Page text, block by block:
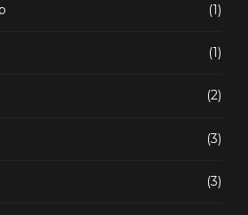
(1)
(1)
(2)
(3)
(3)